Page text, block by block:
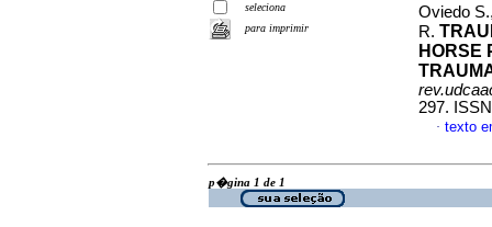
seleciona
para imprimir
Oviedo
R.
HORSE
297.
· texto
p�gina 1 de 1